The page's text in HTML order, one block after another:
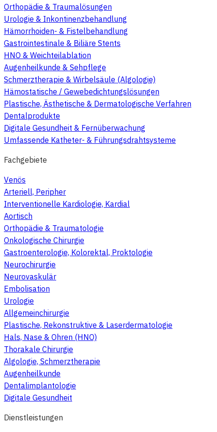
Orthopädie & Traumalösungen
Urologie & Inkontinenzbehandlung
Hämorrhoiden- & Fistelbehandlung
Gastrointestinale & Biliäre Stents
HNO & Weichteilablation
Augenheilkunde & Sehpflege
Schmerztherapie & Wirbelsäule (Algologie)
Hämostatische / Gewebedichtungslösungen
Plastische, Ästhetische & Dermatologische Verfahren
Dentalprodukte
Digitale Gesundheit & Fernüberwachung
Umfassende Katheter- & Führungsdrahtsysteme
Fachgebiete
Venös
Arteriell, Peripher
Interventionelle Kardiologie, Kardial
Aortisch
Orthopädie & Traumatologie
Onkologische Chirurgie
Gastroenterologie, Kolorektal, Proktologie
Neurochirurgie
Neurovaskulär
Embolisation
Urologie
Allgemeinchirurgie
Plastische, Rekonstruktive & Laserdermatologie
Hals, Nase & Ohren (HNO)
Thorakale Chirurgie
Algologie, Schmerztherapie
Augenheilkunde
Dentalimplantologie
Digitale Gesundheit
Dienstleistungen